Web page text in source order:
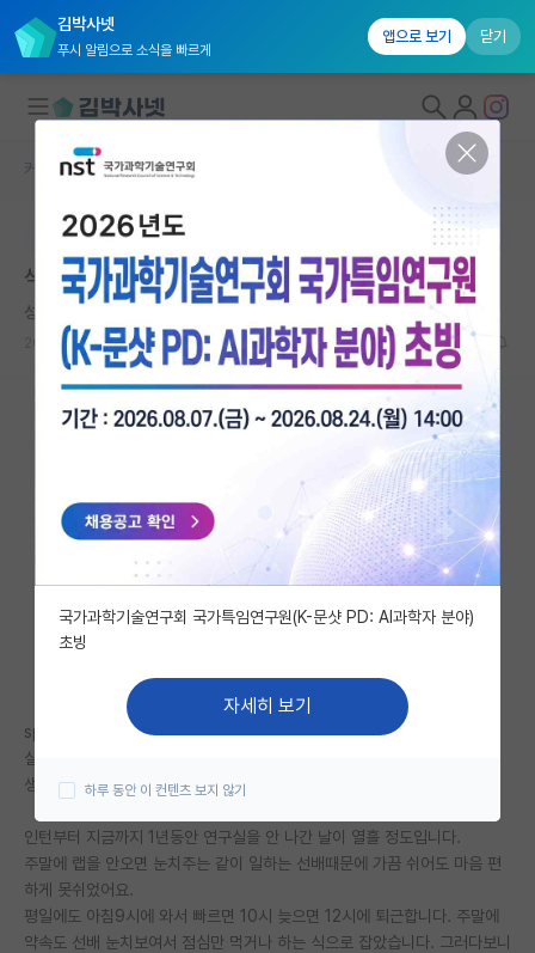
김박사넷
푸시 알림으로 소식을 빠르게
앱으로 보기 닫기
연구실&오픈랩
커뮤니티
커뮤니티 홈
IF 명예의전당
자유 게시판(아무개랩)
미국 유학 게시판
미국 대학원 합격 후기 게시판
대학원생 모집 게시판
연구실(PI) 홍보 게시판
석박사 채용 정보 게시판
임용 정보 게시판
커뮤니티 홈 자유 게시판(아무개랩)
본문이 수정되지 않는 박제글입니다.
석사 1년 자퇴할까요
성급한 버지니아 울프
2024.12.12 3 4004
spk 자연 계열 석사로 들어온지 9개월 쯤 되었습니다
실적이 아주 좋은 랩이었기 때문에 처음에는 큰 기대가 많았습니다. 그런데
생활이 너무 힘드네요.
인턴부터 지금까지 1년동안 연구실을 안 나간 날이 열흘 정도입니다.
주말에 랩을 안오면 눈치주는 같이 일하는 선배때문에 가끔 쉬어도 마음 편
하게 못쉬었어요.
평일에도 아침9시에 와서 빠르면 10시 늦으면 12시에 퇴근합니다. 주말에
약속도 선배 눈치보여서 점심만 먹거나 하는 식으로 잡았습니다. 그러다보니
국가과학기술연구회 국가특임연구원(K-문샷 PD: AI과학자 분야)
초빙
자세히 보기
하루 동안 이 컨텐츠 보지 않기